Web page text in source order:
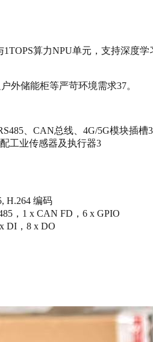
1TOPS算力NPU单元，支持深度学
外储能柜等严苛环境需求37。
、CAN总线、4G/5G模块插槽
工业传感器及执行器3
H.264 编码
，1 x CAN FD，6 x GPIO
DI，8 x DO